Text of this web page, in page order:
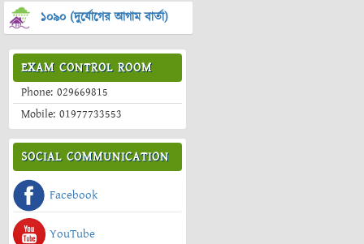
১০৯০ (দুর্যোগের আগাম বার্তা)
EXAM CONTROL ROOM
Phone: 029669815
Mobile: 01977733553
SOCIAL COMMUNICATION
Facebook
YouTube